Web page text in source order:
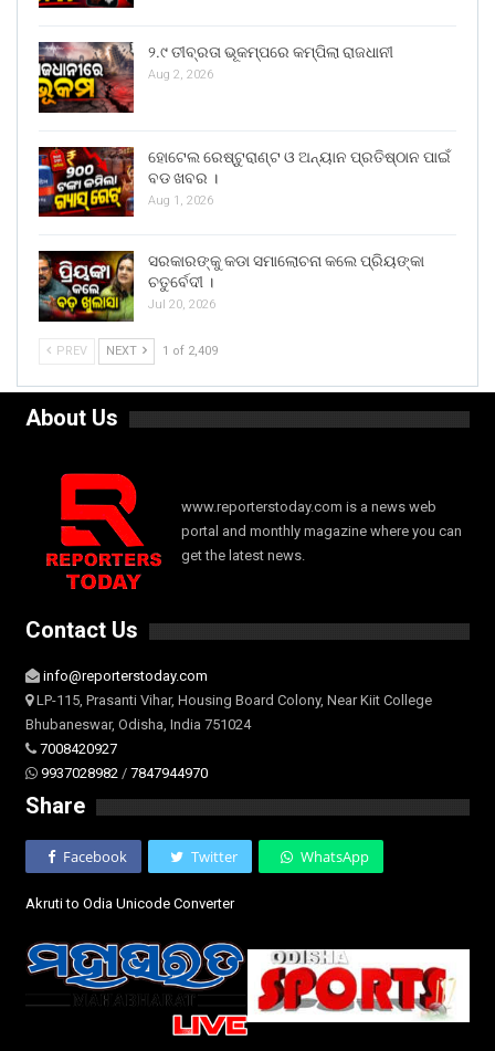
୨.୯ ତୀବ୍ରତା ଭୂକମ୍ପରେ କମ୍ପିଲା ରାଜଧାନୀ
Aug 2, 2026
ହୋଟେଲ ରେଷ୍ଟୁରାଣ୍ଟ ଓ ଅନ୍ୟାନ ପ୍ରତିଷ୍ଠାନ ପାଇଁ
ବଡ ଖବର ।
Aug 1, 2026
ସରକାରଙ୍କୁ କଡା ସମାଲୋଚନା କଲେ ପ୍ରିୟଙ୍କା
ଚତୁର୍ବେଦୀ ।
Jul 20, 2026
PREV NEXT 1 of 2,409
About Us
www.reporterstoday.com is a news web
portal and monthly magazine where you can
get the latest news.
Contact Us
info@reporterstoday.com
LP-115, Prasanti Vihar, Housing Board Colony, Near Kiit College
Bhubaneswar, Odisha, India 751024
7008420927
9937028982 / 7847944970
Share
Facebook Twitter WhatsApp
Akruti to Odia Unicode Converter